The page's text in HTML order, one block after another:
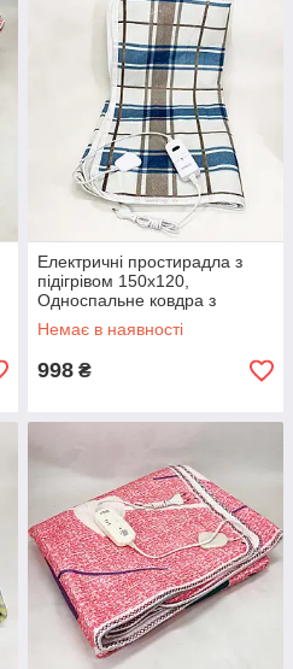
Електричні простирадла з
підігрівом 150х120,
Односпальне ковдра з
підігрівом, Електрична
ковдра-плед LF-77
Немає в наявності
998 ₴